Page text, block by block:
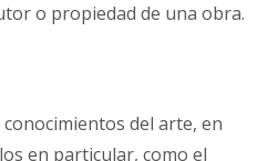
o propiedad de una obra.
del arte, en
en particular, como el